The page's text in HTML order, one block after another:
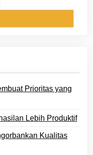
Prioritas yang
Lebih Produktif
Kualitas